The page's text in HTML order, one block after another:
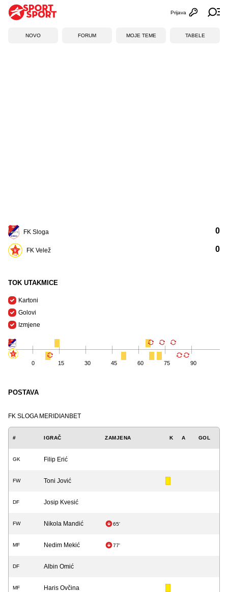
Otvori
Prijava
NOVO FORUM MOJE TEME TABELE
FK Sloga
FK Velež
0
0
TOK UTAKMICE
Kartoni
Golovi
Izmjene
0 15 30 45 60 75 90
POSTAVA
FK SLOGA MERIDIANBET
# IGRAČ ZAMJENA K A GOL
GK Filip Erić
FW Toni Jović
DF Josip Kvesić
FW Nikola Mandić 65'
MF Nedim Mekić 77'
DF Albin Omić
MF Haris Ovčina